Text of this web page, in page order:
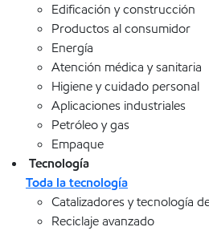
Edificación y construcción
Productos al consumidor
Energía
Atención médica y sanitaria
Higiene y cuidado personal
Aplicaciones industriales
Petróleo y gas
Empaque
Tecnología
Toda la tecnología
Catalizadores y tecnología
Reciclaje avanzado